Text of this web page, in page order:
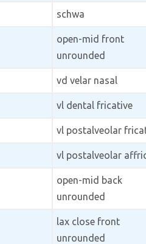
schwa
open-mid front
unrounded
vd velar nasal
vl dental fricative
vl postalveolar
vl postalveolar
open-mid back
unrounded
lax close front
unrounded